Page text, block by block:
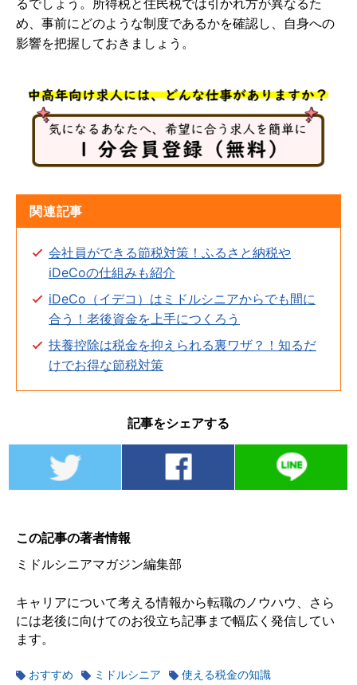
るでしょう。所得税と住民税では引かれ方が異なるた
め、事前にどのような制度であるかを確認し、自身への
影響を把握しておきましょう。
関連記事
会社員ができる節税対策！ふるさと納税や
iDeCoの仕組みも紹介
iDeCo（イデコ）はミドルシニアからでも間に
合う！老後資金を上手につくろう
扶養控除は税金を抑えられる裏ワザ？！知るだ
けでお得な節税対策
記事をシェアする
この記事の著者情報
ミドルシニアマガジン編集部
キャリアについて考える情報から転職のノウハウ、さら
には老後に向けてのお役立ち記事まで幅広く発信してい
ます。
おすすめ ミドルシニア
使える税金の知識